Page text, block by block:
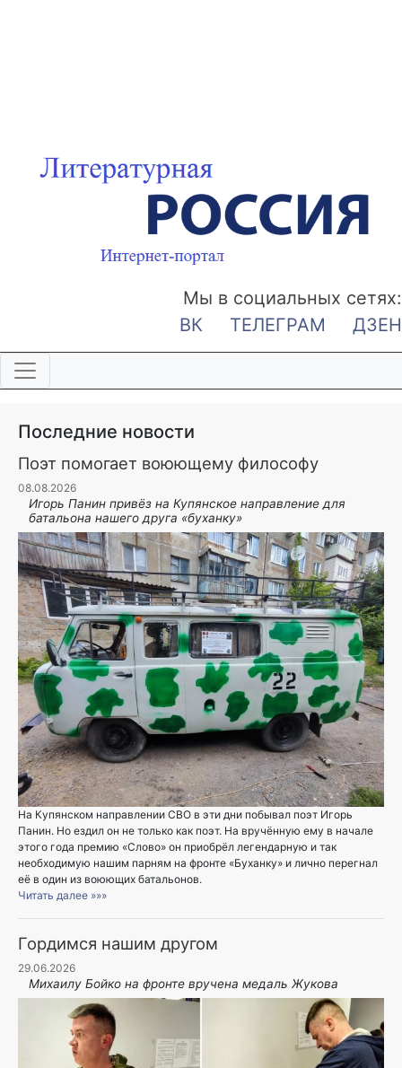
Мы в социальных сетях:
ВК
ТЕЛЕГРАМ ДЗЕН
Последние новости
Поэт помогает воюющему философу
08.08.2026
Игорь Панин привëз на Купянское направление для
батальона нашего друга «буханку»
На Купянском направлении СВО в эти дни побывал поэт Игорь
Панин. Но ездил он не только как поэт. На вручённую ему в начале
этого года премию «Слово» он приобрёл легендарную и так
необходимую нашим парням на фронте «Буханку» и лично перегнал
её в один из воюющих батальонов.
Читать далее »»»
Гордимся нашим другом
29.06.2026
Михаилу Бойко на фронте вручена медаль Жукова